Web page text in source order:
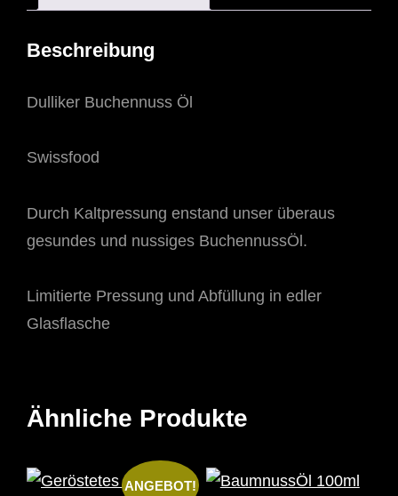
Beschreibung
Dulliker Buchennuss Öl
Swissfood
Durch Kaltpressung enstand unser überaus
gesundes und nussiges BuchennussÖl.
Limitierte Pressung und Abfüllung in edler
Glasflasche
Ähnliche Produkte
ANGEBOT!